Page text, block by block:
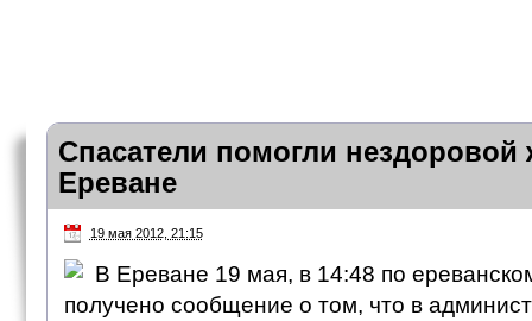
Спасатели помогли
Ереване
19 мая 2012, 21:15
В Ереване 19 мая, в 14:48 по
получено сообщение о том, что в